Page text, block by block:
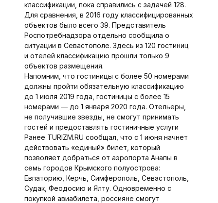
классификации, пока справились с задачей 128.
Для сравнения, в 2016 году классифицированных
объектов было всего 39. Представитель
Роспотребнадзора отдельно сообщила о
ситуации в Севастополе. Здесь из 120 гостиниц
и отелей классификацию прошли только 9
объектов размещения.
Напомним, что гостиницы с более 50 номерами
должны пройти обязательную классификацию
до 1 июля 2019 года, гостиницы с более 15
номерами — до 1 января 2020 года. Отельеры,
не получившие звезды, не смогут принимать
гостей и предоставлять гостиничные услуги
Ранее TURIZM.RU сообщал, что с 1 июня начнет
действовать «единый» билет, который
позволяет добраться от аэропорта Анапы в
семь городов Крымского полуострова:
Евпаторию, Керчь, Симферополь, Севастополь,
Судак, Феодосию и Ялту. Одновременно с
покупкой авиабилета, россияне смогут